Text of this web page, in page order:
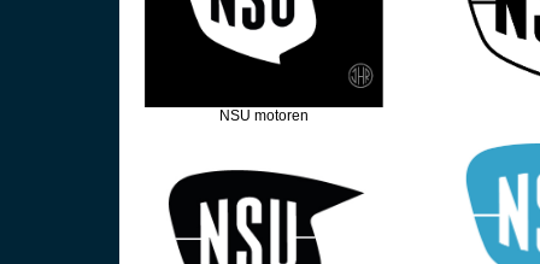
NSU motoren